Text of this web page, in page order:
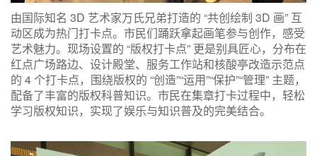
由国际知名 3D 艺术家万氏兄弟打造的 “共创绘制 3D 画” 互
动区成为热门打卡点。市民们踊跃拿起画笔参与创作，感受
艺术魅力。现场设置的 “版权打卡点” 更是别具匠心，分布在
红点广场路边、设计殿堂、服务工作站和核酸亭改造示范点
的 4 个打卡点，围绕版权的 “创造”“运用”“保护”“管理” 主题，
配备了丰富的版权科普知识。市民在集章打卡过程中，轻松
学习版权知识，实现了娱乐与知识普及的完美结合。